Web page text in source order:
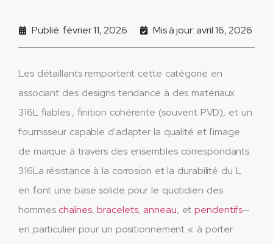
Publié: février 11, 2026 Mis à jour: avril 16, 2026
Les détaillants remportent cette catégorie en
associant des designs tendance à des matériaux
316L fiables., finition cohérente (souvent PVD), et un
fournisseur capable d'adapter la qualité et l'image
de marque à travers des ensembles correspondants.
316La résistance à la corrosion et la durabilité du L
en font une base solide pour le quotidien des
hommes chaînes,bracelets,anneau, etpendentifs—
en particulier pour un positionnement « à porter